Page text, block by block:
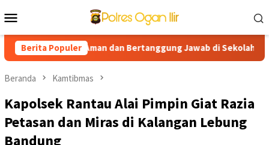
ke
Mobile
Berita Populer
AI Aman dan Bertanggung Jawab di Sekolah
Beranda Kamtibmas
Kapolsek Rantau Alai Pimpin Giat Razia
Petasan dan Miras di Kalangan Lebung
Bandung